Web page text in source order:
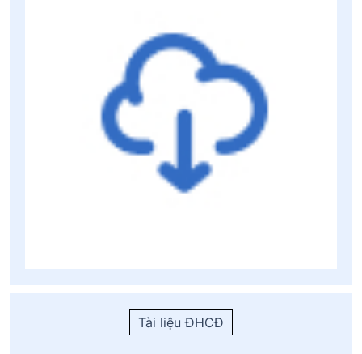
Tài liệu ĐHCĐ